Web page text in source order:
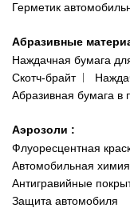
Герметик
Абразивные
Наждачная бумага
Скотч-брайт
Абразивная бумага в
Аэрозоли :
Флуоресцентная
Автомобильная химия
Антигравийные
Защита автомобиля